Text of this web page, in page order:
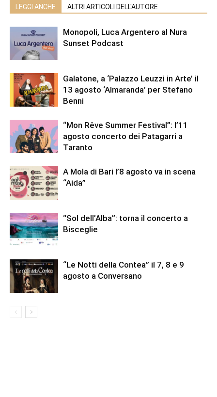
LEGGI ANCHE ALTRI ARTICOLI DELL'AUTORE
Monopoli, Luca Argentero al Nura
Sunset Podcast
Galatone, a ‘Palazzo Leuzzi in Arte’ il
13 agosto ‘Almaranda’ per Stefano
Benni
“Mon Rêve Summer Festival”: l’11
agosto concerto dei Patagarri a
Taranto
A Mola di Bari l’8 agosto va in scena
“Aida”
“Sol dell’Alba”: torna il concerto a
Bisceglie
“Le Notti della Contea” il 7, 8 e 9
agosto a Conversano